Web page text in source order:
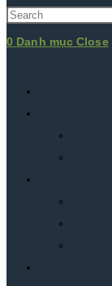
0 Danh mục Close